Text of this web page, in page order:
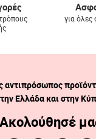
για όλες
αντιπρόσωπος
Ελλάδα και στην
Ακολούθησέ